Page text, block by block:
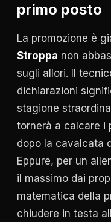
primo posto
La promozione è
Stroppa non
sugli allori. Il
dichiarazioni
stagione
tornerà a calcare i
dopo la cavalcata
Eppure, per un
il massimo dai
matematica della
chiudere in testa